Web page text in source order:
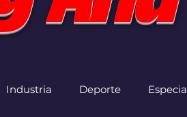
Industria Deporte